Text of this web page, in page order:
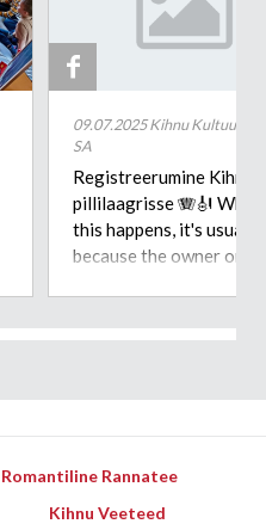

09.07.2025 Kihnu
SA
Registreerumine Kihnu
pillilaagrisse 🪗🎻 When
this happens, it's usually
because the owner only
see it or it's been
Romantiline Rannatee
Kihnu Veeteed